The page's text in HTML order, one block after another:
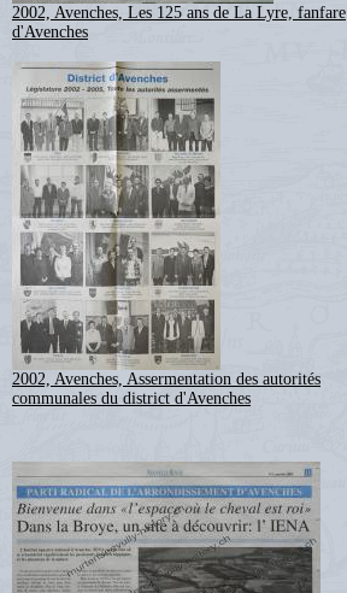
2002, Avenches, Les 125 ans de La Lyre, fanfare
d'Avenches
2002, Avenches, Assermentation des autorités
communales du district d'Avenches